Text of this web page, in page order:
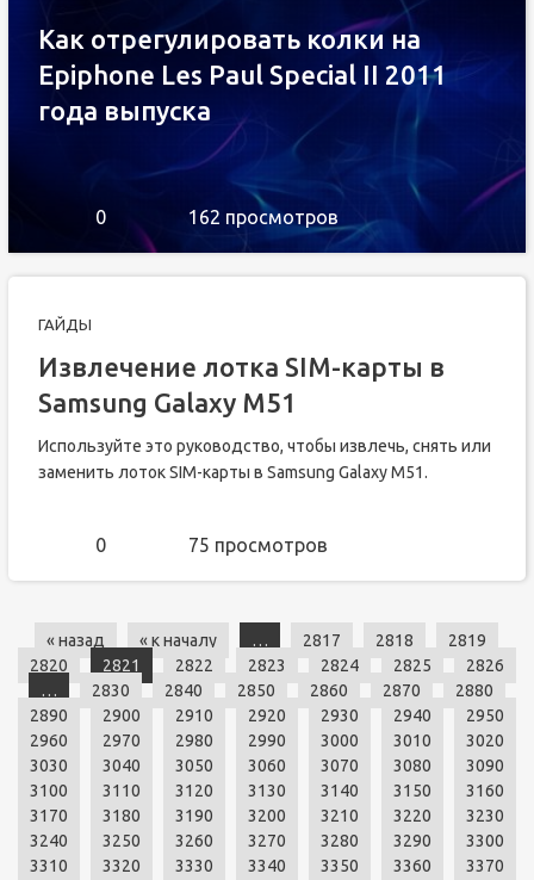
Как отрегулировать колки на
Epiphone Les Paul Special II 2011
года выпуска
0 162 просмотров
ГАЙДЫ
Извлечение лотка SIM-карты в
Samsung Galaxy M51
Используйте это руководство, чтобы извлечь, снять или
заменить лоток SIM-карты в Samsung Galaxy M51.
0 75 просмотров
« назад « к началу … 2817 2818
2819
2820
2821 2822 2823 2824 2825
2826
…
2830 2840 2850 2860 2870
2880
2890
2900 2910 2920 2930 2940
2950
2960
2970 2980 2990 3000 3010
3020
3030
3040 3050 3060 3070 3080
3090
3100
3110 3120 3130 3140 3150
3160
3170
3180 3190 3200 3210 3220
3230
3240
3250 3260 3270 3280 3290
3300
3310
3320 3330 3340 3350 3360
3370